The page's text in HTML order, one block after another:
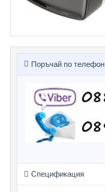
Поръчай по телефон
Спецификация